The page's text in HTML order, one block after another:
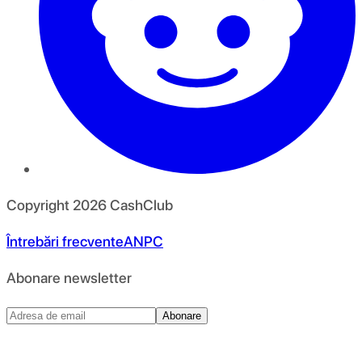
Copyright 2026CashClub
Întrebări frecventeANPC
Abonare newsletter
Abonare